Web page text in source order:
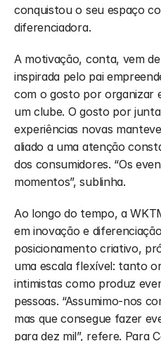
conquistou o seu espaço
diferenciadora.
A motivação, conta, vem
inspirada pelo pai
com o gosto por organizar
um clube. O gosto por
experiências novas
aliado a uma atenção
dos consumidores. “Os
momentos”, sublinha.
Ao longo do tempo, a
em inovação e
posicionamento criativo,
uma escala flexível: tanto
intimistas como produz
pessoas. “Assumimo-nos
mas que consegue fazer
para dez mil”, refere. Para